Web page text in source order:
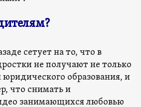
сетует на то, что в
не получают не только
юридического образования, и
что снимать и
занимающихся любовью